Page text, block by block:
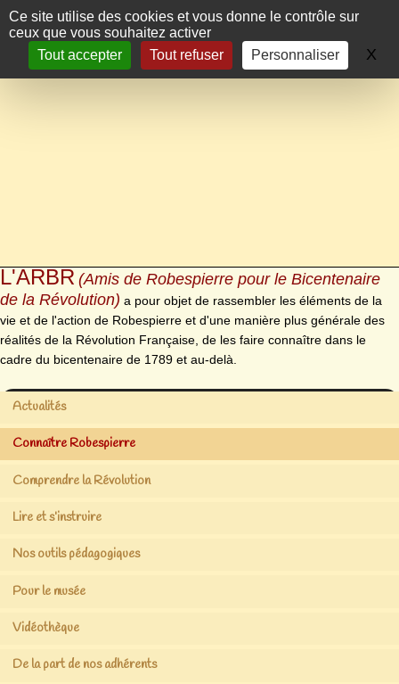
Panneau de gestion des cookies
Ce site utilise des cookies et vous donne le contrôle sur
ceux que vous souhaitez activer
Tout accepter
Tout refuser Personnaliser X
L'ARBR (Amis de Robespierre pour le Bicentenaire
de la Révolution) a pour objet de rassembler les éléments de la
vie et de l'action de Robespierre et d'une manière plus générale des
réalités de la Révolution Française, de les faire connaître dans le
cadre du bicentenaire de 1789 et au-delà.
Actualités
Connaître Robespierre
Comprendre la Révolution
Lire et s’instruire
Nos outils pédagogiques
Pour le musée
Vidéothèque
De la part de nos adhérents